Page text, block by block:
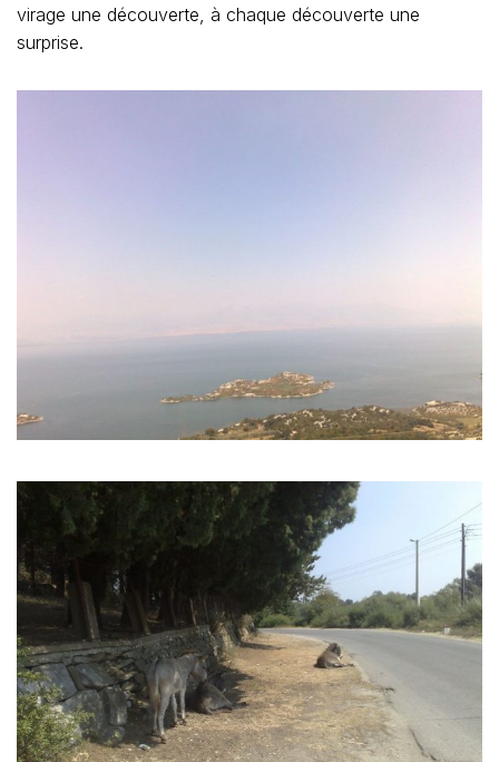
virage une découverte, à chaque découverte une
surprise.